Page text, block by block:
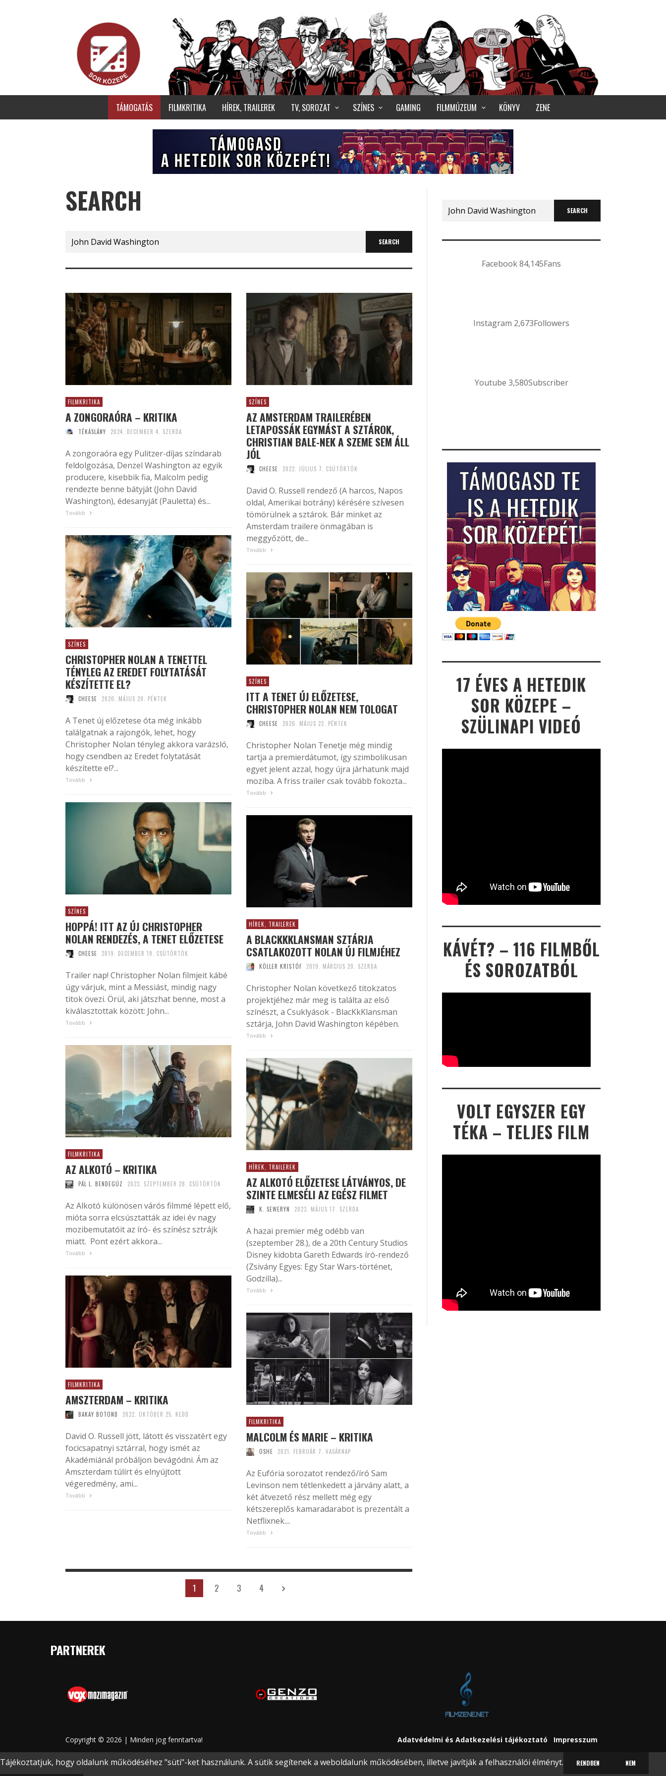
TÁMOGATÁS FILMKRITIKA HÍREK, TRAILEREK TV, SOROZAT SZÍNES GAMING FILMMÚZEUM KÖNYV ZENE
SEARCH
Search
for:
FILMKRITIKA
A ZONGORAÓRA – KRITIKA
TÉKÁSLÁNY 2024. DECEMBER 4. SZERDA
A zongoraóra egy Pulitzer-díjas színdarab
feldolgozása, Denzel Washington az egyik
producere, kisebbik fia, Malcolm pedig
rendezte benne bátyját (John David
Washington), édesanyját (Pauletta) és...
Tovább
SZÍNES
AZ AMSTERDAM TRAILERÉBEN
LETAPOSSÁK EGYMÁST A SZTÁROK,
CHRISTIAN BALE-NEK A SZEME SEM ÁLL
JÓL
CHEESE 2022. JÚLIUS 7. CSÜTÖRTÖK
David O. Russell rendező (A harcos, Napos
oldal, Amerikai botrány) kérésére szívesen
tömörülnek a sztárok. Bár minket az
Amsterdam trailere önmagában is
meggyőzött, de...
Tovább
SZÍNES
CHRISTOPHER NOLAN A TENETTEL
TÉNYLEG AZ EREDET FOLYTATÁSÁT
KÉSZÍTETTE EL?
CHEESE 2020. MÁJUS 29. PÉNTEK
A Tenet új előzetese óta még inkább
találgatnak a rajongók, lehet, hogy
Christopher Nolan tényleg akkora varázsló,
hogy csendben az Eredet folytatását
készítette el?...
Tovább
SZÍNES
ITT A TENET ÚJ ELŐZETESE,
CHRISTOPHER NOLAN NEM TOLOGAT
CHEESE 2020. MÁJUS 22. PÉNTEK
Christopher Nolan Tenetje még mindig
tartja a premierdátumot, így szimbolikusan
egyet jelent azzal, hogy újra járhatunk majd
moziba. A friss trailer csak tovább fokozta...
Tovább
SZÍNES
HOPPÁ! ITT AZ ÚJ CHRISTOPHER
NOLAN RENDEZÉS, A TENET ELŐZETESE
CHEESE 2019. DECEMBER 19. CSÜTÖRTÖK
Trailer nap! Christopher Nolan filmjeit kábé
úgy várjuk, mint a Messiást, mindig nagy
titok övezi. Örül, aki játszhat benne, most a
kiválasztottak között: John...
Tovább
HÍREK, TRAILEREK
A BLACKKKLANSMAN SZTÁRJA
CSATLAKOZOTT NOLAN ÚJ FILMJÉHEZ
KÖLLER KRISTÓF 2019. MÁRCIUS 20. SZERDA
Christopher Nolan következő titokzatos
projektjéhez már meg is találta az első
színészt, a Csuklyások - BlacKkKlansman
sztárja, John David Washington képében.
Tovább
FILMKRITIKA
AZ ALKOTÓ – KRITIKA
PÁL L. BENDEGÚZ 2023. SZEPTEMBER 28. CSÜTÖRTÖK
Az Alkotó különösen várós filmmé lépett elő,
mióta sorra elcsúsztatták az idei év nagy
mozibemutatóit az író- és színész sztrájk
miatt. Pont ezért akkora...
Tovább
HÍREK, TRAILEREK
AZ ALKOTÓ ELŐZETESE LÁTVÁNYOS, DE
SZINTE ELMESÉLI AZ EGÉSZ FILMET
K. SEWERYN 2023. MÁJUS 17. SZERDA
A hazai premier még odébb van
(szeptember 28.), de a 20th Century Studios
Disney kidobta Gareth Edwards író-rendező
(Zsivány Egyes: Egy Star Wars-történet,
Godzilla)...
Tovább
FILMKRITIKA
AMSZTERDAM – KRITIKA
BAKAY BOTOND 2022. OKTÓBER 25. KEDD
David O. Russell jött, látott és visszatért egy
focicsapatnyi sztárral, hogy ismét az
Akadémiánál próbáljon bevágódni. Ám az
Amszterdam túlírt és elnyújtott
végeredmény, ami...
Tovább
FILMKRITIKA
MALCOLM ÉS MARIE – KRITIKA
OSHE 2021. FEBRUÁR 7. VASÁRNAP
Az Eufória sorozatot rendező/író Sam
Levinson nem tétlenkedett a járvány alatt, a
két átvezető rész mellett még egy
kétszereplős kamaradarabot is prezentált a
Netflixnek....
Tovább
1 2 3 4
Search
for:
Facebook84,145Fans
Instagram 2,673Followers
Youtube 3,580Subscriber
17 ÉVES A HETEDIK
SOR KÖZEPE –
SZÜLINAPI VIDEÓ
KÁVÉT? – 116 FILMBŐL
ÉS SOROZATBÓL
VOLT EGYSZER EGY
TÉKA – TELJES FILM
PARTNEREK
Copyright © 2026 | Minden jog fenntartva! Adatvédelmi és Adatkezelési tájékoztató Impresszum
Tájékoztatjuk, hogy oldalunk működéséhez "süti"-ket használunk. A sütik segítenek a weboldalunk működésében, illetve javítják a felhasználói élményt. RENDBEN NEM